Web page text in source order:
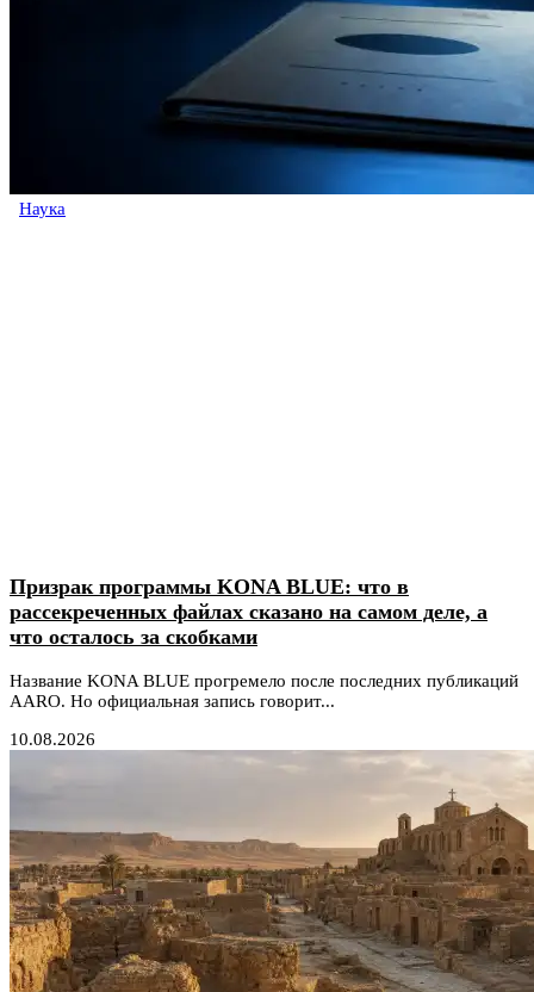
Наука
Призрак программы KONA BLUE: что в
рассекреченных файлах сказано на самом деле, а
что осталось за скобками
Название KONA BLUE прогремело после последних публикаций
AARO. Но официальная запись говорит...
10.08.2026